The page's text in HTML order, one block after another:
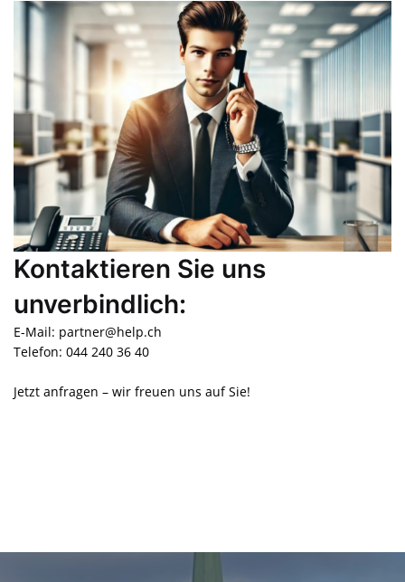
Kontaktieren Sie uns
unverbindlich:
E-Mail: partner@help.ch
Telefon: 044 240 36 40
Jetzt anfragen – wir freuen uns auf Sie!